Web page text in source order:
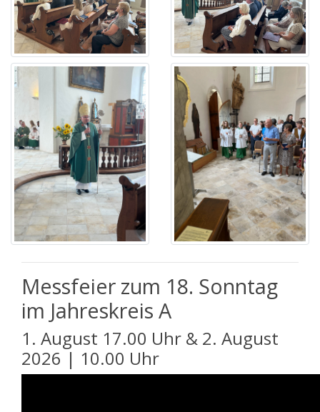
Messfeier zum 18. Sonntag
im Jahreskreis A
1. August 17.00 Uhr & 2. August
2026 | 10.00 Uhr